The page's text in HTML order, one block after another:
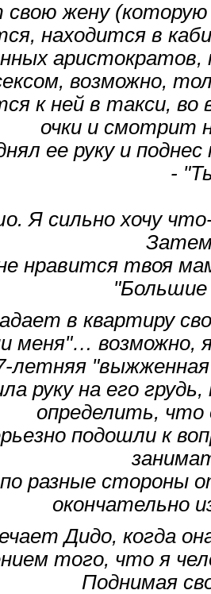
свою жену
находится в
аристократов,
возможно,
к ней в такси,
очки и смотрит
ее руку и
-
Я сильно хочу
нравится твоя
"Большие
в квартиру
меня"… возможно,
летняя
руку на его
определить, что
подошли к
разные стороны
окончательно
Дидо, когда
того, что я
Поднимая